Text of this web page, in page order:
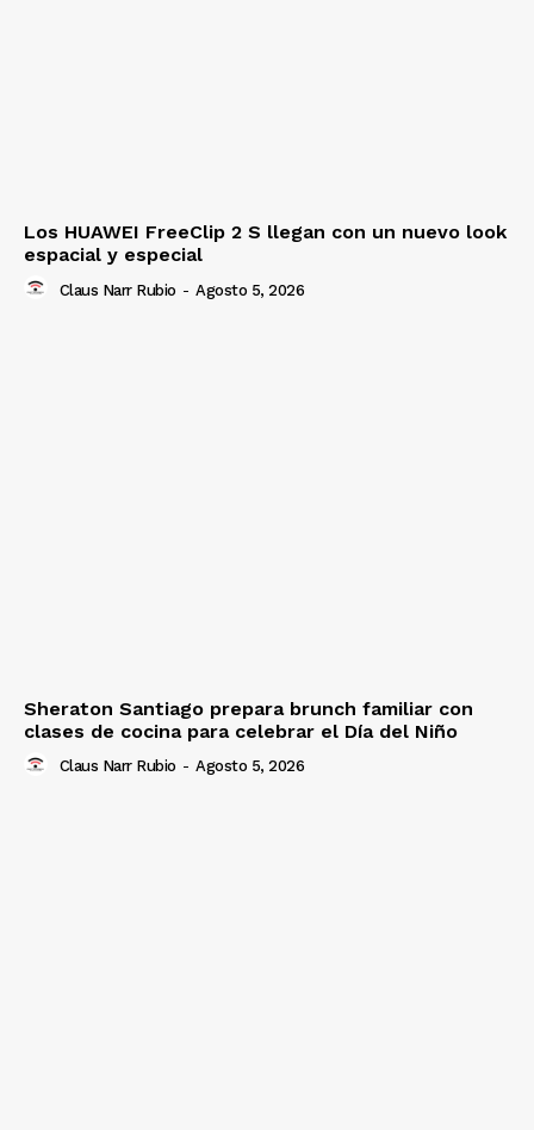
Los HUAWEI FreeClip 2 S llegan con un nuevo look
espacial y especial
Claus Narr Rubio - Agosto 5, 2026
Sheraton Santiago prepara brunch familiar con
clases de cocina para celebrar el Día del Niño
Claus Narr Rubio - Agosto 5, 2026